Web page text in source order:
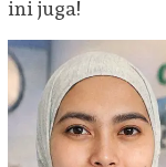
ini juga!